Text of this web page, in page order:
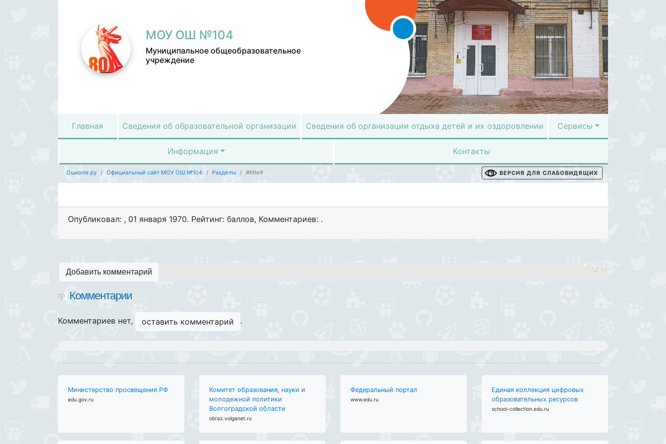
МОУ ОШ №104
Муниципальное общеобразовательное
учреждение
Главная Сведения об образовательной организации Сведения об организации отдыха детей и их оздоровлении Сервисы
Информация Контакты
Ошколе.ру Официальный сайт МОУ ОШ №104 Разделы #title# ВЕРСИЯ ДЛЯ СЛАБОВИДЯЩИХ
Опубликовал: , 01 января 1970. Рейтинг: баллов, Комментариев: .
Добавить комментарий
Комментарии
Комментариев нет, оставить комментарий .
Министерство просвещения РФ
edu.gov.ru
Комитет образования, науки и
молодежной политики
Волгоградской области
obraz.volganet.ru
Федеральный портал
www.edu.ru
Единая коллекция цифровых
образовательных ресурсов
school-collection.edu.ru